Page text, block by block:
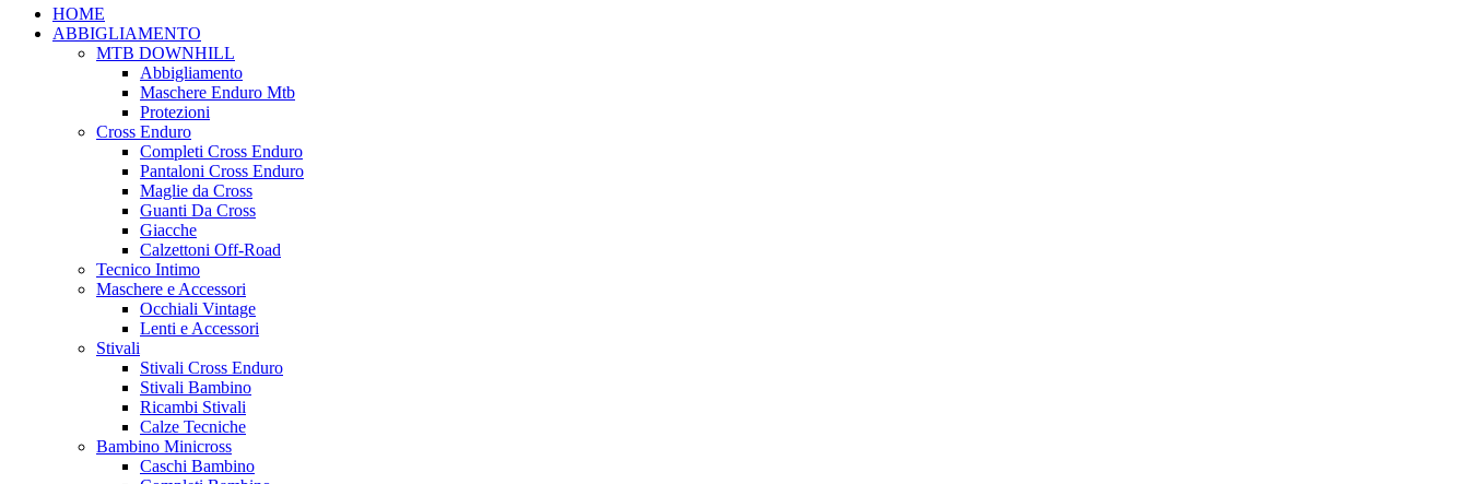
HOME
ABBIGLIAMENTO
MTB DOWNHILL
Abbigliamento
Maschere Enduro Mtb
Protezioni
Cross Enduro
Completi Cross Enduro
Pantaloni Cross Enduro
Maglie da Cross
Guanti Da Cross
Giacche
Calzettoni Off-Road
Tecnico Intimo
Maschere e Accessori
Occhiali Vintage
Lenti e Accessori
Stivali
Stivali Cross Enduro
Stivali Bambino
Ricambi Stivali
Calze Tecniche
Bambino Minicross
Caschi Bambino